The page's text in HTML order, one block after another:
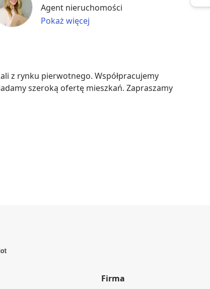
Agent nieruchomości
Pokaż więcej
z rynku pierwotnego. Współpracujemy
szeroką ofertę mieszkań. Zapraszamy
Firma